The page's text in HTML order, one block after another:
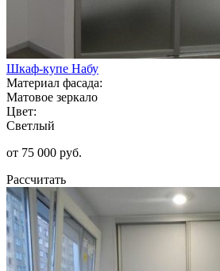
Шкаф-купе Набу
Материал фасада:
Матовое зеркало
Цвет:
Светлый
от 75 000 руб.
Рассчитать